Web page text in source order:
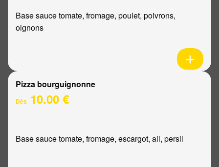
Base sauce tomate, fromage, poulet, poivrons,
oignons
Pizza bourguignonne
Dès 10.00 €
Base sauce tomate, fromage, escargot, ail, persil